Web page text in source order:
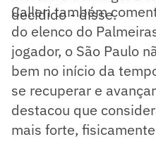
decidido - disse.
Calleri também
do elenco do
jogador, o São Paulo
bem no início da
se recuperar e
destacou que
mais forte,